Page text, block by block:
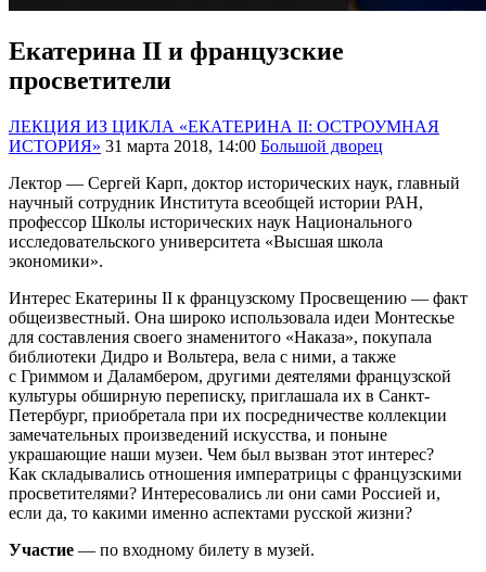
Екатерина II и французские
просветители
ЛЕКЦИЯ ИЗ ЦИКЛА «ЕКАТЕРИНА II: ОСТРОУМНАЯ
ИСТОРИЯ» 31 марта 2018, 14:00 Большой дворец
Лектор — Сергей Карп, доктор исторических наук, главный
научный сотрудник Института всеобщей истории РАН,
профессор Школы исторических наук Национального
исследовательского университета «Высшая школа
экономики».
Интерес Екатерины II к французскому Просвещению — факт
общеизвестный. Она широко использовала идеи Монтескье
для составления своего знаменитого «Наказа», покупала
библиотеки Дидро и Вольтера, вела с ними, а также
с Гриммом и Даламбером, другими деятелями французской
культуры обширную переписку, приглашала их в Санкт-
Петербург, приобретала при их посредничестве коллекции
замечательных произведений искусства, и поныне
украшающие наши музеи. Чем был вызван этот интерес?
Как складывались отношения императрицы с французскими
просветителями? Интересовались ли они сами Россией и,
если да, то какими именно аспектами русской жизни?
Участие — по входному билету в музей.